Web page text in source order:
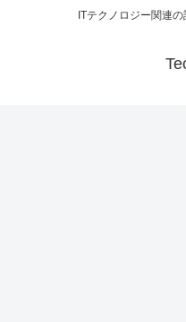
ITテクノロジー関連